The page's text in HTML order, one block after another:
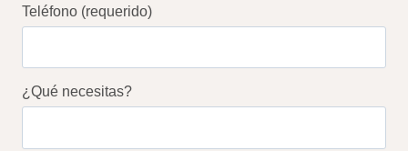
Teléfono (requerido)
¿Qué necesitas?